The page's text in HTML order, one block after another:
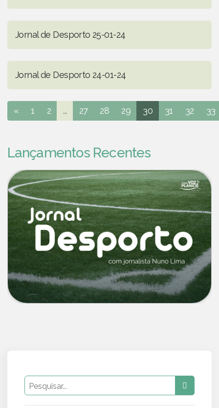
Jornal de Desporto 25-01-24
Jornal de Desporto 24-01-24
« 1 2 ... 27 28 29 30 31 32 33
Lançamentos Recentes